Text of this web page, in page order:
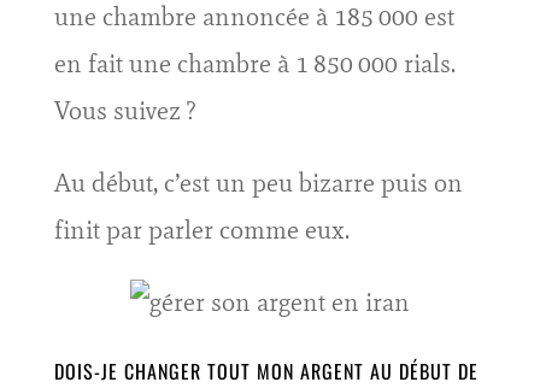
une chambre annoncée à 185 000 est
en fait une chambre à 1 850 000 rials.
Vous suivez ?
Au début, c’est un peu bizarre puis on
finit par parler comme eux.
DOIS-JE CHANGER TOUT MON ARGENT AU DÉBUT DE